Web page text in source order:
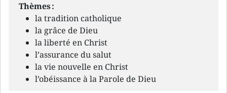
Thèmes :
la tradition catholique
la grâce de Dieu
la liberté en Christ
l’assurance du salut
la vie nouvelle en Christ
l’obéissance à la Parole de Dieu